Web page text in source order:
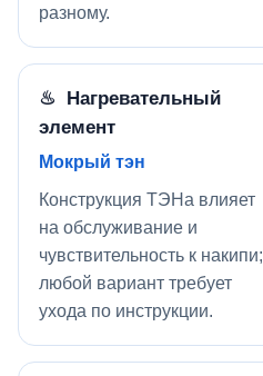
разному.
♨ Нагревательный
элемент
Мокрый тэн
Конструкция ТЭНа влияет
на обслуживание и
чувствительность к накипи;
любой вариант требует
ухода по инструкции.